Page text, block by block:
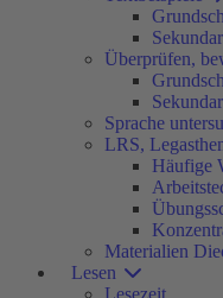
Überprüfen,
Sprache
LRS,
Häufige
Materialien
Lesen
Lesezeit